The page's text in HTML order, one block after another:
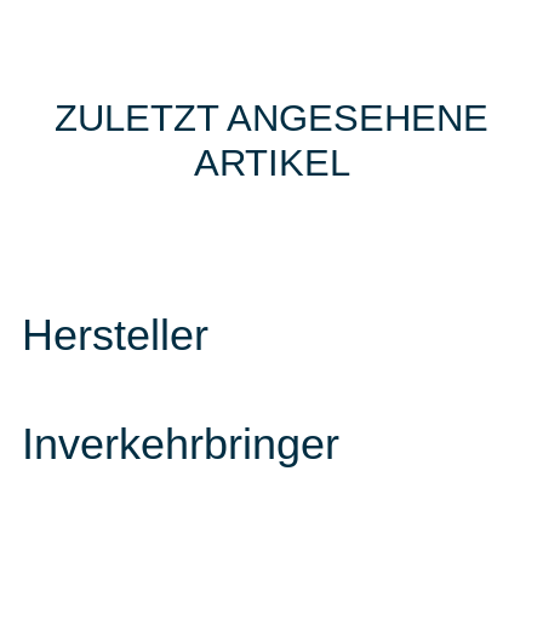
ZULETZT ANGESEHENE
ARTIKEL
Hersteller
Inverkehrbringer